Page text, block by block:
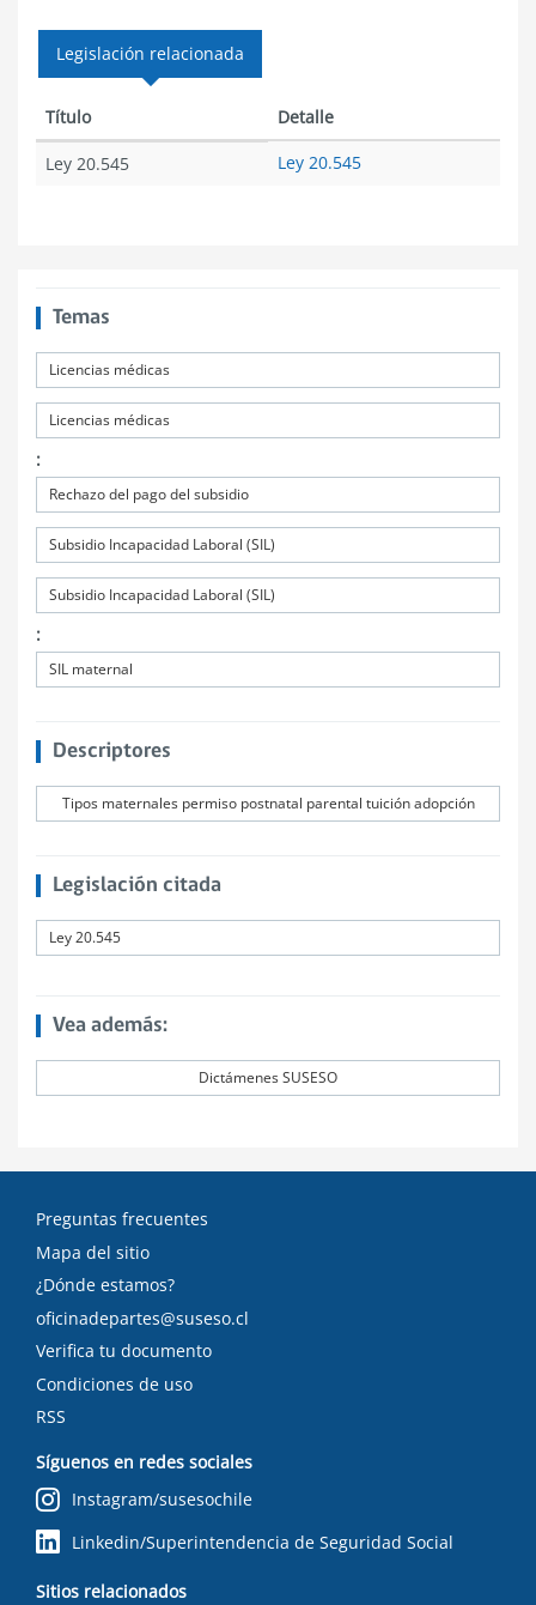
Legislación relacionada
Título Detalle
Ley 20.545 Ley 20.545
Temas
Licencias médicas
Licencias médicas
:
Rechazo del pago del subsidio
Subsidio Incapacidad Laboral (SIL)
Subsidio Incapacidad Laboral (SIL)
:
SIL maternal
Descriptores
Tipos maternales permiso postnatal parental tuición adopción
Legislación citada
Ley 20.545
Vea además:
Dictámenes SUSESO
Preguntas frecuentes
Mapa del sitio
¿Dónde estamos?
oficinadepartes@suseso.cl
Verifica tu documento
Condiciones de uso
RSS
Síguenos en redes sociales
Instagram/susesochile
Linkedin/Superintendencia de Seguridad Social
Sitios relacionados